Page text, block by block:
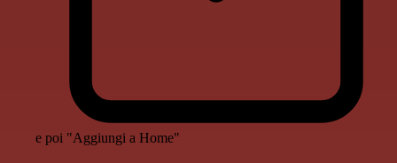
e poi "Aggiungi a Home"